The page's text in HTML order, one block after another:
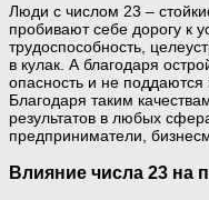
Люди с числом 23 –
пробивают себе дорогу к
трудоспособность,
в кулак. А благодаря
опасность и не
Благодаря таким
результатов в любых
предприниматели,
Влияние числа 23 на